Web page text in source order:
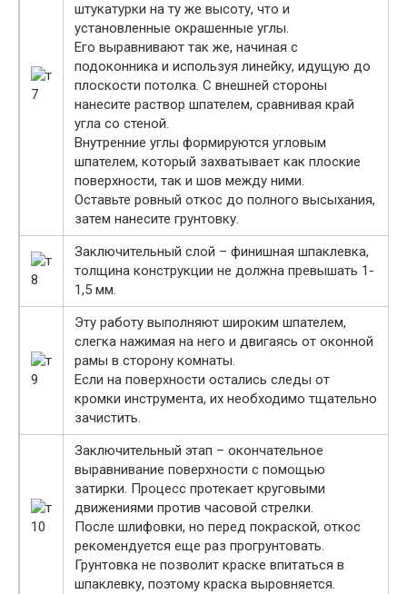
штукатурки на ту же высоту, что и
установленные окрашенные углы.
Его выравнивают так же, начиная с
подоконника и используя линейку, идущую до
плоскости потолка. С внешней стороны
нанесите раствор шпателем, сравнивая край
угла со стеной.
Внутренние углы формируются угловым
шпателем, который захватывает как плоские
поверхности, так и шов между ними.
Оставьте ровный откос до полного высыхания,
затем нанесите грунтовку.
Заключительный слой – финишная шпаклевка,
толщина конструкции не должна превышать 1-
1,5 мм.
Эту работу выполняют широким шпателем,
слегка нажимая на него и двигаясь от оконной
рамы в сторону комнаты.
Если на поверхности остались следы от
кромки инструмента, их необходимо тщательно
зачистить.
Заключительный этап – окончательное
выравнивание поверхности с помощью
затирки. Процесс протекает круговыми
движениями против часовой стрелки.
После шлифовки, но перед покраской, откос
рекомендуется еще раз прогрунтовать.
Грунтовка не позволит краске впитаться в
шпаклевку, поэтому краска выровняется.